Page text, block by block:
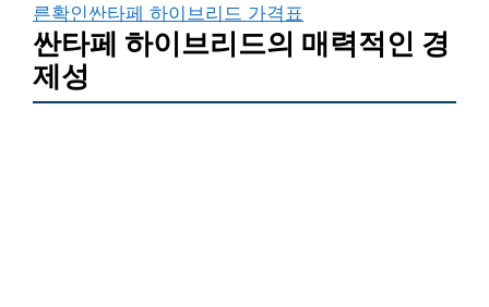
른확인싼타페 하이브리드 가격표
싼타페 하이브리드의 매력적인 경
제성